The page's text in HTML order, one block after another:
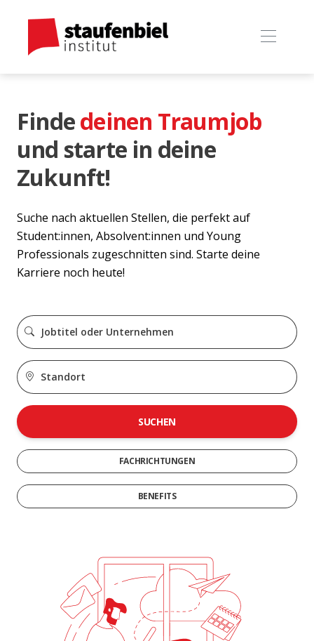
Findedeinen Traumjob
und starte in deine
Zukunft!
Suche nach aktuellen Stellen, die perfekt auf
Student:innen, Absolvent:innen und Young
Professionals zugeschnitten sind. Starte deine
Karriere noch heute!
SUCHEN
FACHRICHTUNGEN
BENEFITS